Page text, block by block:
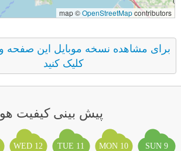
map ©OpenStreetMapcontributors
برای مشاهده نسخه موبایل این صفحه وب
کلیک کنید
پیش بینی کیفیت هوا
SUN 9
MON 10
TUE 11
WED 12